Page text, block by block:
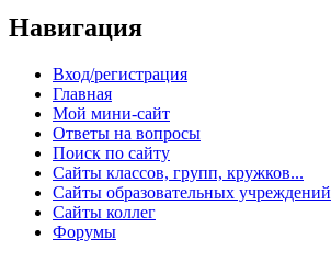
Навигация
Вход/регистрация
Главная
Мой мини-сайт
Ответы на вопросы
Поиск по сайту
Сайты классов, групп, кружков...
Сайты образовательных учреждений
Сайты коллег
Форумы